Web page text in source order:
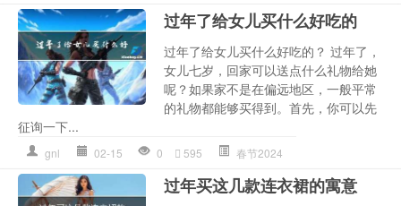
过年了给女儿买什么好吃的
过年了给女儿买什么好吃的？ 过年了，
女儿七岁，回家可以送点什么礼物给她
呢？如果家不是在偏远地区，一般平常
的礼物都能够买得到。首先，你可以先
征询一下...
gnl 02-15 0 595 春节2024
过年买这几款连衣裙的寓意